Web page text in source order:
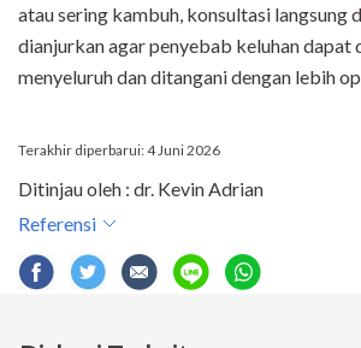
atau sering kambuh, konsultasi langsung
dianjurkan agar penyebab keluhan dapat
menyeluruh dan ditangani dengan lebih
Terakhir diperbarui: 4 Juni 2026